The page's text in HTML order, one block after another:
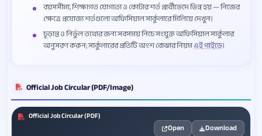
বয়সসীমা, শিক্ষাগত যোগ্যতা ও কোটার শর্ত প্রার্থীভেদে ভিন্ন হয় — নিজের
ক্ষেত্রে প্রযোজ্য শর্তগুলো অফিসিয়াল সার্কুলারে মিলিয়ে দেখুন।
চূড়ান্ত ও নির্ভুল তথ্যের জন্য সবসময় নিচে সংযুক্ত অফিসিয়াল সার্কুলার
অনুসরণ করুন; সার্কুলারের প্রতিটি অংশ বোঝার নিয়মএই গাইডে।
Official Job Circular (PDF/Image)
Official Job Circular (PDF)
Open Download